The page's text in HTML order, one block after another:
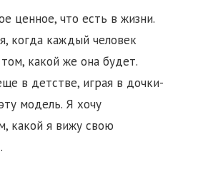
ценное, что есть в жизни.
когда каждый человек
какой же она будет.
в детстве, играя в дочки-
модель. Я хочу
какой я вижу свою